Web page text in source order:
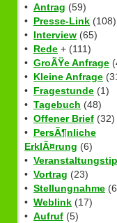
• Antrag (59)
• Presse-Link (108)
• Interview (65)
• Rede + (111)
• GroÃŸe Anfrage
• Kleine Anfrage
• Fragestunde (1)
• Tagebuch (48)
• Offener Brief (32)
• PersÃ¶nliche
ErklÃ¤rung (6)
•
• Vortrag (23)
• Stellungnahme
• Weblink (17)
• Aufruf (5)